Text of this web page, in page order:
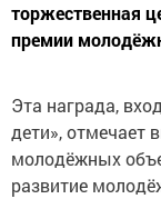
торжественная
премии
Эта награда,
дети», отмечает
молодёжных
развитие